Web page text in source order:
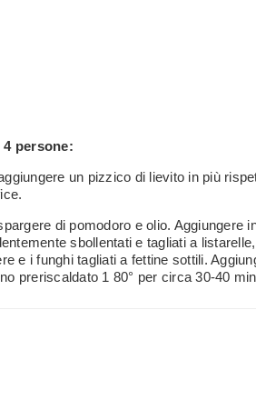
persone:
un pizzico di lievito in più
di pomodoro e olio. Aggiungere
sbollentati e tagliati a
e i funghi tagliati a fettine sottili.
preriscaldato 1 80° per circa 30-40